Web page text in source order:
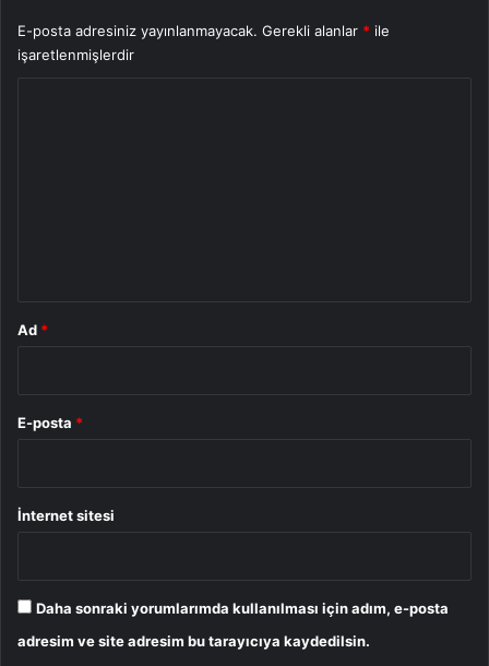
E-posta adresiniz yayınlanmayacak. Gerekli alanlar * ile
işaretlenmişlerdir
Ad *
E-posta *
İnternet sitesi
Daha sonraki yorumlarımda kullanılması için adım, e-posta
adresim ve site adresim bu tarayıcıya kaydedilsin.